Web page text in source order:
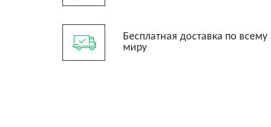
Бесплатная доставка по всему
миру